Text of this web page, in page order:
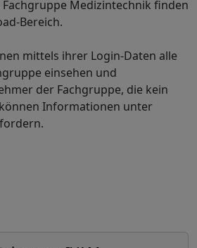
Fachgruppe Medizintechnik finden
Bereich.
mittels ihrer Login-Daten alle
einsehen und
der Fachgruppe, die kein
Informationen unter